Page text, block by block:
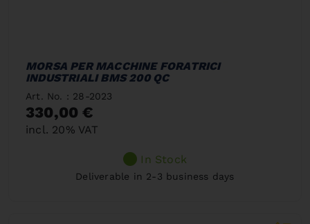
MORSA PER MACCHINE FORATRICI
INDUSTRIALI BMS 200 QC
Art. No. : 28-2023
330,00 €
incl. 20% VAT
In Stock
Deliverable in 2-3 business days